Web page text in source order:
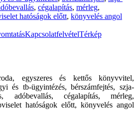
, cégalapítás, mérleg,
hatóságok előtt, könyvelés angol
KapcsolatfelvételTérkép
egyszeres és kettős könyvvitel,
és tb-ügyintézés, bérszámfejtés, szja-
adóbevallás, cégalapítás, mérleg,
hatóságok előtt, könyvelés angol